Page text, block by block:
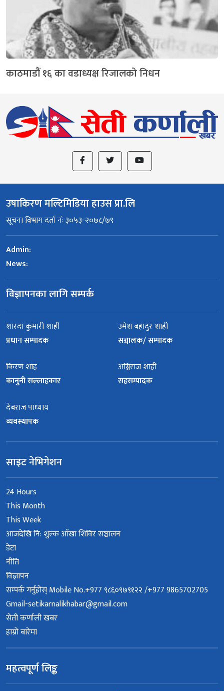
काठमाडौं १६ का वडाध्यक्ष रिजालको निधन
उषाकिरण मल्टिमिडिया हाउस प्रा.लि
सूचना विभाग दर्ता नंः ३०५३-२०७८/७९
Admin:
News:
विज्ञापनका लागि सम्पर्क
शारदा कुमारी शाही
प्रधान सम्पादक
उमेश बहादुर शाही
सञ्चालक/ सम्पादक
किरण शाह
कानुनी सल्लाहकार
अग्निराज शाही
सहसम्पादक
देबराज पाध्याय
व्यवस्थापक
साइट नेभिगेशन
24 Hours
This Month
This Week
आजदेखि नि: शुल्क आँखा शिविर सञ्चालन
डेटा
नीति
विज्ञापन
सम्पर्क गर्नुहोस् Mobile No.+977 ९८६०९७९१२२ /+977 9865702705
Gmail-setikarnalikhabar@gmail.com
सेती कर्णाली खबर
हाम्रो बारेमा
महत्वपूर्ण लिङ्क